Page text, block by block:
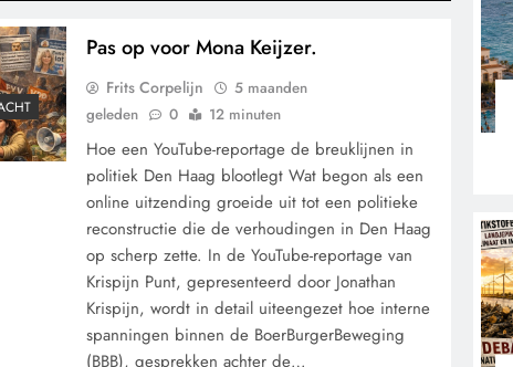
Pas op voor Mona Keijzer.
Frits Corpelijn
5 maanden
geleden
0 12 minuten
Hoe een YouTube-reportage de breuklijnen in
politiek Den Haag blootlegt Wat begon als een
online uitzending groeide uit tot een politieke
reconstructie die de verhoudingen in Den Haag
op scherp zette. In de YouTube-reportage van
Krispijn Punt, gepresenteerd door Jonathan
Krispijn, wordt in detail uiteengezet hoe interne
spanningen binnen de BoerBurgerBeweging
(BBB), gesprekken achter de…